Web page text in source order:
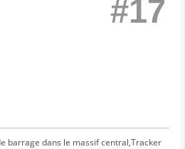
#17
barrage dans le massif central,Tracker